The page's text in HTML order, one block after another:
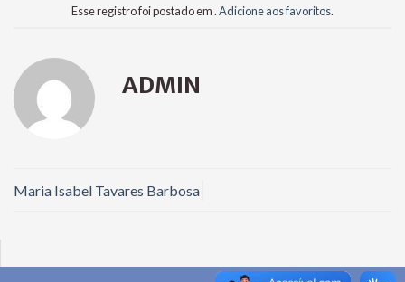
Esse registro foi postado em .Adicione aos favoritos.
ADMIN
Maria Isabel Tavares Barbosa